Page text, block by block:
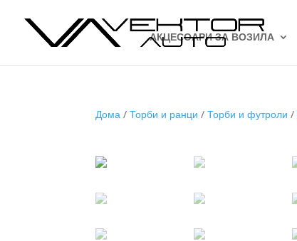
АКЦЕСОАРИ ЗА ВОЗИЛА
Дома /Торби и ранци /Торби и футроли /